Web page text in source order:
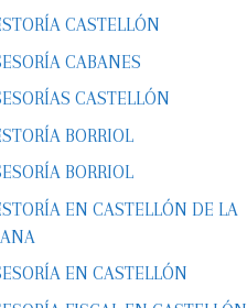
CASTELLÓN
CABANES
CASTELLÓN
BORRIOL
BORRIOL
EN CASTELLÓN DE LA
EN CASTELLÓN